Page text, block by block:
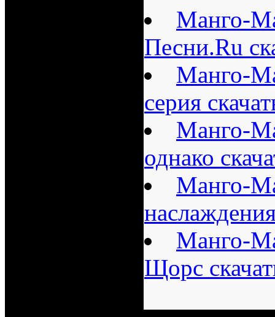
Манго-
Песни.Ru
Манго-
серия
Манго-
однако
Манго-
Манго-
Щорс